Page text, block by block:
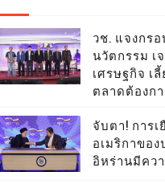
วช. แจงกร
นวัตกรรม เ
เศรษฐกิจ เ
ตลาดต้องก
จับตา! การ
อเมริกาขอ
อิหร่านมีคว